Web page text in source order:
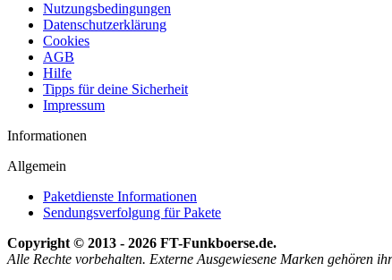
Nutzungsbedingungen
Datenschutzerklärung
Cookies
AGB
Hilfe
Tipps für deine Sicherheit
Impressum
Informationen
Allgemein
Paketdienste Informationen
Sendungsverfolgung für Pakete
Copyright © 2013 - 2026 FT-Funkboerse.de.
Alle Rechte vorbehalten. Externe Ausgewiesene Marken gehören